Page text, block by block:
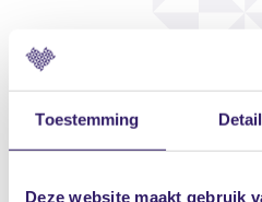
Toestemming
Deze website maakt gebruik